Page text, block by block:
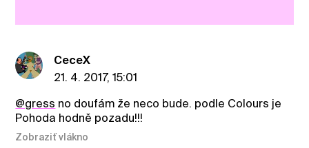
CeceX
21. 4. 2017, 15:01
@gress no doufám že neco bude. podle Colours je
Pohoda hodně pozadu!!!
Zobraziť vlákno